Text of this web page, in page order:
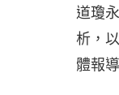
道瓊
析，
體報